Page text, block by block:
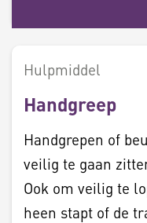
Hulpmiddel
Handgreep
Handgrepen of
veilig te gaan
Ook om veilig te
heen stapt of de